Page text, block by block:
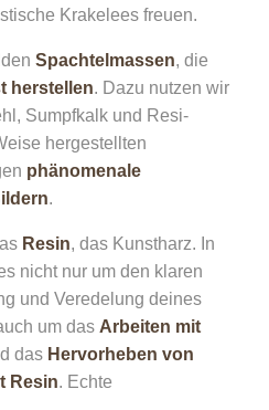
Krakelees freuen.
Spachtelmassen, die
herstellen. Dazu nutzen wir
Sumpfkalk und Resi-
hergestellten
phänomenale
.
Resin, das Kunstharz. In
nicht nur um den klaren
und Veredelung deines
um das Arbeiten mit
das Hervorheben von
Resin. Echte